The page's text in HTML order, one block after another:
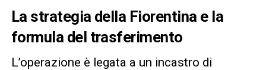
La strategia della Fiorentina e la
formula del trasferimento
L’operazione è legata a un incastro di